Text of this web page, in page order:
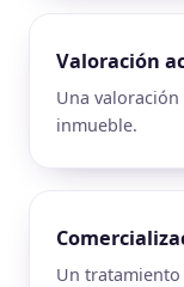
Valoración
Una
inmueble.
Un